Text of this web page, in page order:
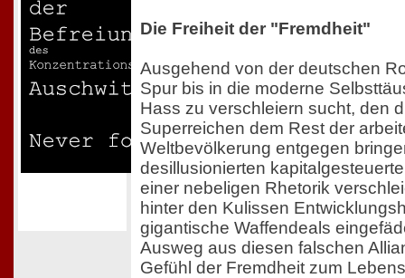
Die Freiheit der "Fremdheit"
Ausgehend von der deutschen
Spur bis in die moderne
Hass zu verschleiern sucht, den
Superreichen dem Rest der
Weltbevölkerung entgegen
desillusionierten
einer nebeligen Rhetorik
hinter den Kulissen
gigantische Waffendeals
Ausweg aus diesen falschen
Gefühl der Fremdheit zum